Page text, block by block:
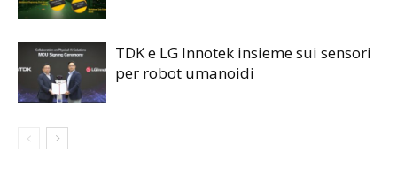
TDK e LG Innotek insieme sui sensori
per robot umanoidi